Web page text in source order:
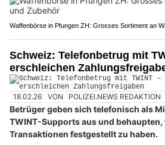
Waffenbörse in Pfungen ZH: Grosses Sortiment an
Schweiz: Telefonbetrug mit
erschleichen
18.02.26 VON POLIZEI.NEWS REDAKTION
Betrüger geben sich telefonisch als
TWINT-Supports aus und
Transaktionen festgestellt zu haben.